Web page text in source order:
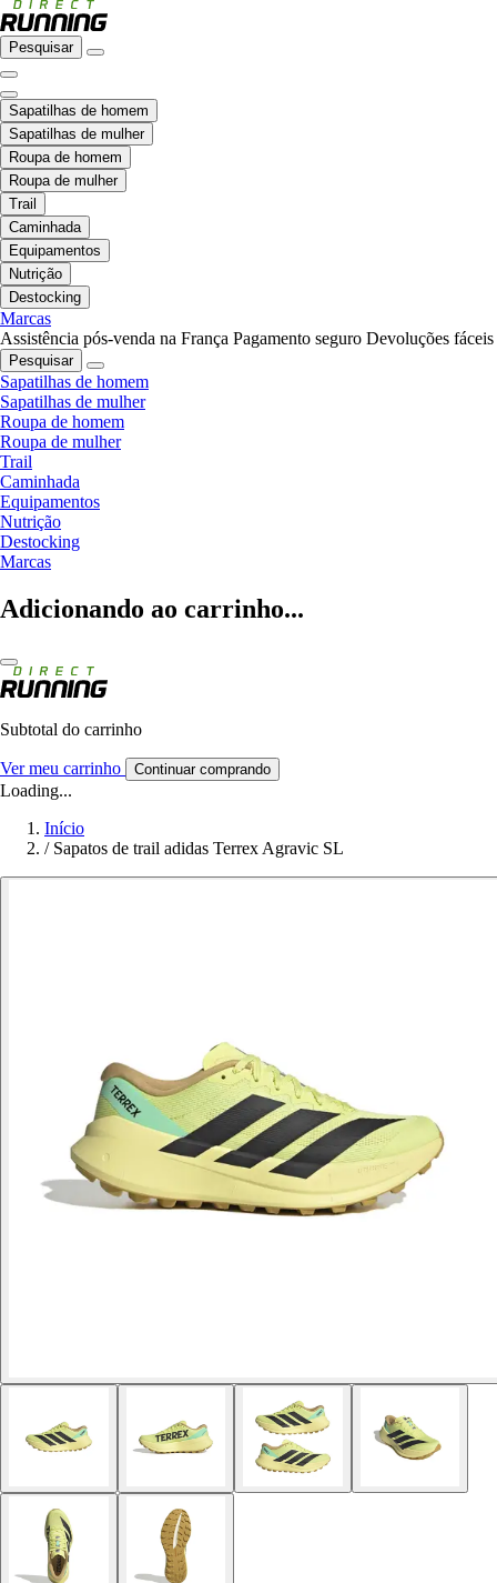
Pesquisar
Sapatilhas de homem
Sapatilhas de mulher
Roupa de homem
Roupa de mulher
Trail
Caminhada
Equipamentos
Nutrição
Destocking
Marcas
Assistência pós-venda na França Pagamento seguro Devoluções fáceis
Pesquisar
Sapatilhas de homem
Sapatilhas de mulher
Roupa de homem
Roupa de mulher
Trail
Caminhada
Equipamentos
Nutrição
Destocking
Marcas
Adicionando ao carrinho...
Subtotal do carrinho
Ver meu carrinho Continuar comprando
Loading...
Início
/ Sapatos de trail adidas Terrex Agravic SL